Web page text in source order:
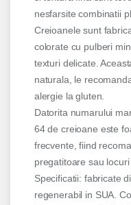
nesfarsite combinatii
Creioanele sunt
colorate cu pulberi
texturi delicate.
naturala, le
alergie la gluten.
Datorita numarului
64 de creioane este
frecvente, fiind
pregatitoare sau locuri
Specificatii: fabricate
regenerabil in SUA.